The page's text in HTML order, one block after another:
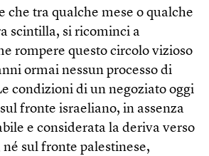
che tra qualche mese o qualche
scintilla, si ricominci a
rompere questo circolo vizioso
ormai nessun processo di
condizioni di un negoziato oggi
fronte israeliano, in assenza
e considerata la deriva verso
né sul fronte palestinese,